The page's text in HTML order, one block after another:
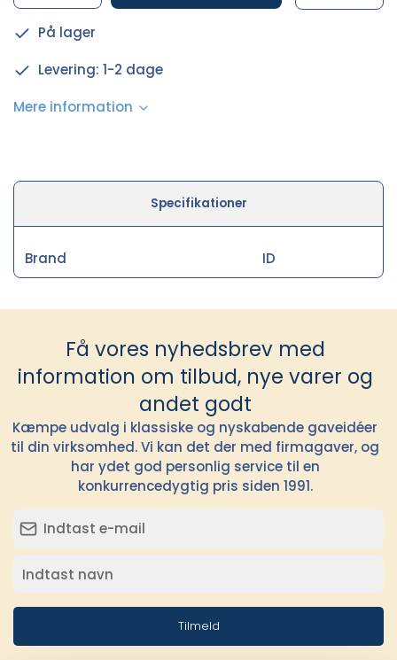
På lager
Levering: 1-2 dage
Mere information
Specifikationer
Brand ID
Få vores nyhedsbrev med
information om tilbud, nye varer og
andet godt
Kæmpe udvalg i klassiske og nyskabende gaveidéer
til din virksomhed. Vi kan det der med firmagaver, og
har ydet god personlig service til en
konkurrencedygtig pris siden 1991.
Tilmeld